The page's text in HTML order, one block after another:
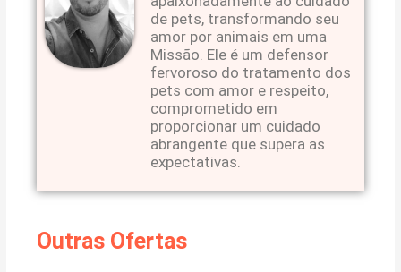
de pets, transformando seu
amor por animais em uma
Missão. Ele é um defensor
fervoroso do tratamento dos
pets com amor e respeito,
comprometido em
proporcionar um cuidado
abrangente que supera as
expectativas.
Outras Ofertas